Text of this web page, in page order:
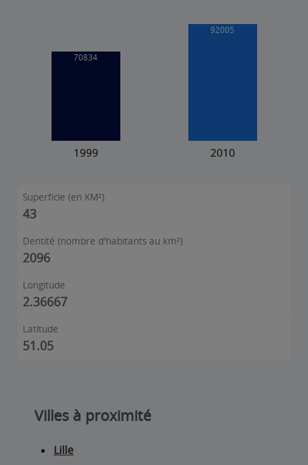
Superficie (en KM²)
43
Dentité (nombre d'habitants au km²)
2096
Longitude
2.36667
Latitude
51.05
Villes à proximité
Lille